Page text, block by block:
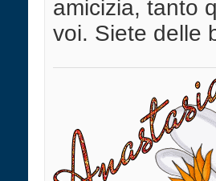
amicizia, tanto
voi. Siete delle